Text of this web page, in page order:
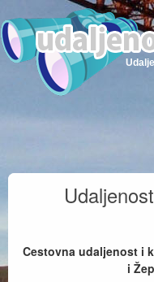
Cestovna udaljenost i
i